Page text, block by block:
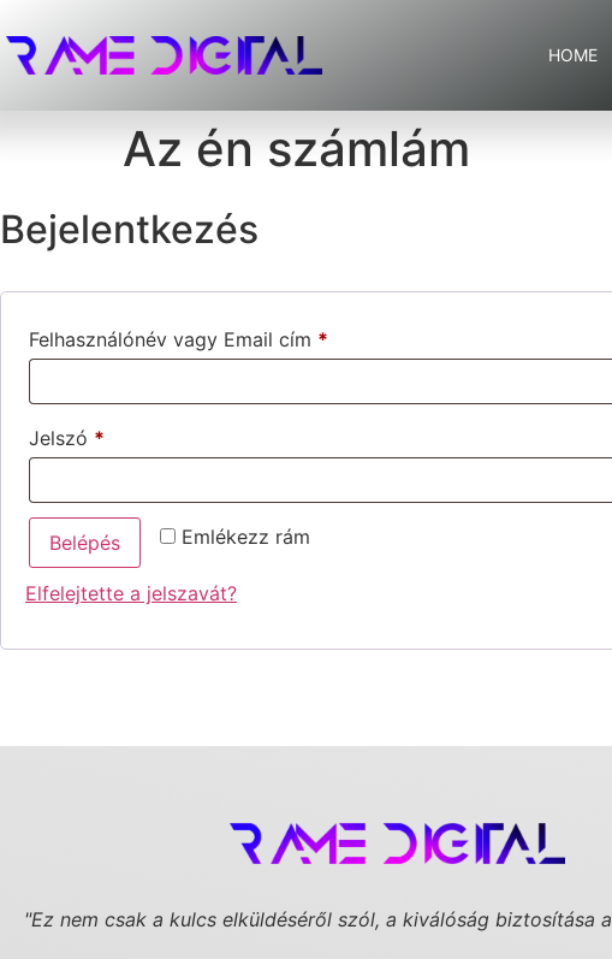
HOME
Az én számlám
Bejelentkezés
Felhasználónév vagy Email cím *
Jelszó *
Emlékezz rám
Belépés
Elfelejtette a jelszavát?
"Ez nem csak a kulcs elküldéséről szól, a kiválóság biztosítása a